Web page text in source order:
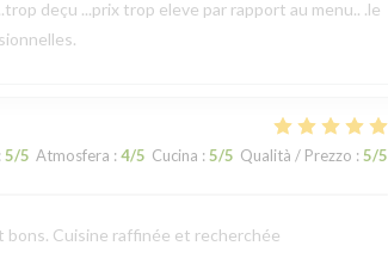
deçu ...prix trop eleve par rapport au menu.. .le
5/5 Atmosfera : 4/5 Cucina : 5/5 Qualità / Prezzo : 5/5
Cuisine raffinée et recherchée